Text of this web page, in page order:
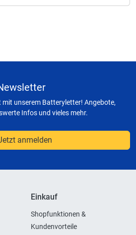
mit unserem Batteryletter! Angebote,
Infos und vieles mehr.
anmelden
Einkauf
Shopfunktionen &
Kundenvorteile